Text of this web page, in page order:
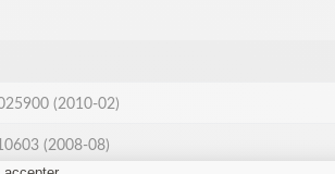
(2010-02)
(2008-08)